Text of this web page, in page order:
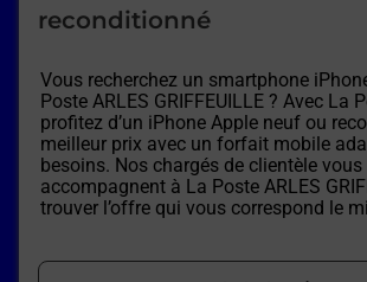
reconditionné
Vous recherchez un smartphone
Poste ARLES GRIFFEUILLE ? Avec La
profitez d’un iPhone Apple neuf ou
meilleur prix avec un forfait mobile
besoins. Nos chargés de clientèle vous
accompagnent à La Poste ARLES
trouver l’offre qui vous correspond le